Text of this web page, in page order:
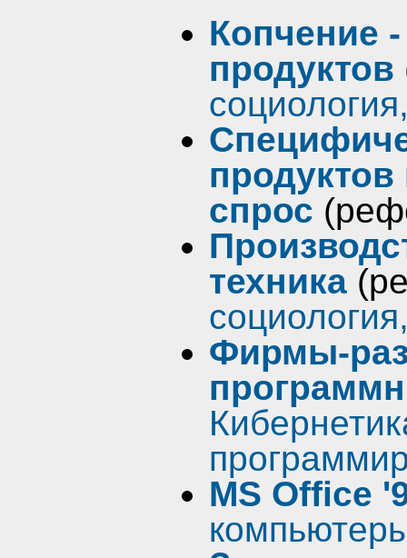
Копчение
продуктов
спрос
техника
Фирмы-
MS Office